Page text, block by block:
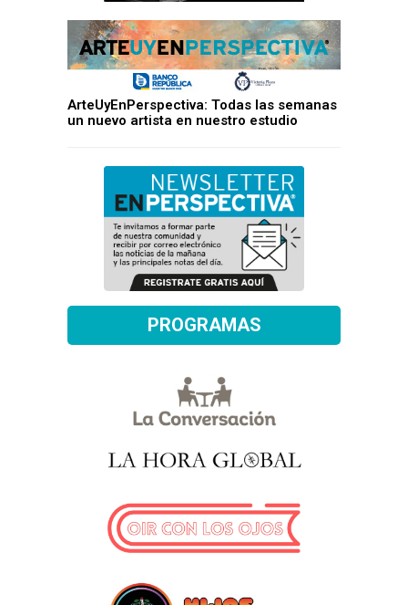
ArteUyEnPerspectiva: Todas las semanas
un nuevo artista en nuestro estudio
PROGRAMAS